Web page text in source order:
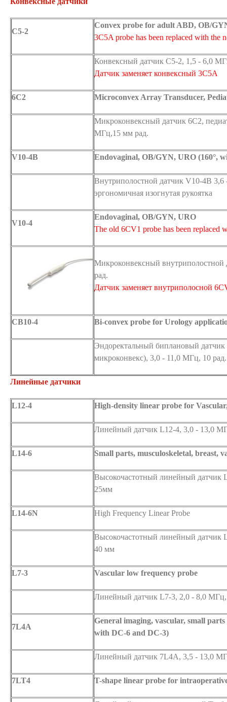
C5-2
Convex probe for adult ABD, OB/
3C5A probe has been replaced with the
Конвексный датчик С5-2, 1,5 - 6,0
Датчик заменяет конвексный 3C5A
6C2 Microconvex Array Transducer,
Микроконвексный датчик 6C2,
МГц,15 мм рад.
V10-4B Endovaginal, OB/GYN, URO (160°,
Внутриполостной датчик V10-4B
эргономичная изогнутая рукоятка
V10-4
Endovaginal, OB/GYN, URO
The old 6CV1 probe has been replaced
Микроконвексный внутриполостной
рад.
Датчик заменяет внутриполосной
CB10-4 Bi-convex probe for Urology
Эндоректальный биплановый датчик
микроконвекс), 3,0 - 11,0 МГц, 10 рад.
Линейные датчики
L12-4 High-density linear probe for
Линейный датчик L12-4, 3,0 - 13,0
L14-6 Small parts, musculoskeletal, breast,
Высокочастотный линейный датчик
25мм
L14-6N High Frequency Linear Probe
Высокочастотный линейный датчик
40 мм
L7-3 Vascular low frequency probe
Линейный датчик L7-3, 2,0 - 8,0
7L4A
General imaging, vascular, small
with DC-6 and DC-3)
Линейный датчик 7L4A, 3,5 - 13,0
7LT4 T-shape linear probe for